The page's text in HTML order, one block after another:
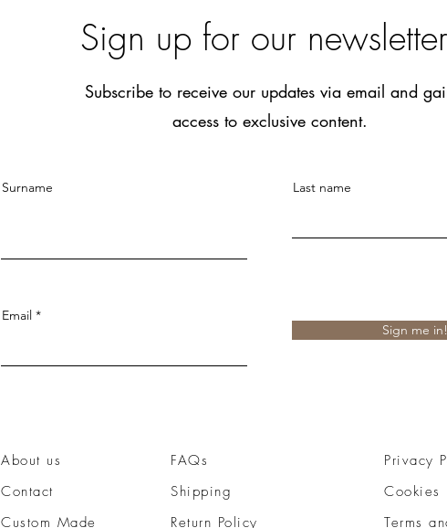
Sign up for our
Subscribe to receive our updates via email and
access to exclusive content.
Surname Last name
Email
Sign me in!
About us
Contact
Custom Made
FAQs
Shipping
Return Policy
Privacy
Cookies
Terms